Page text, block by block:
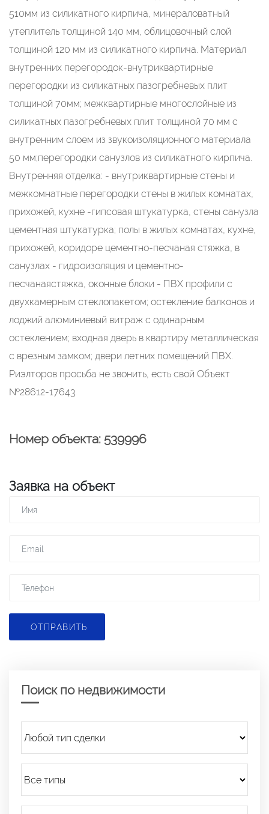
510мм из силикатного кирпича, минераловатный
утеплитель толщиной 140 мм, облицовочный слой
толщиной 120 мм из силикатного кирпича. Материал
внутренних перегородок-внутриквартирные
перегородки из силикатных пазогребневых плит
толщиной 70мм; межквартирные многослойные из
силикатных пазогребневых плит толщиной 70 мм с
внутренним слоем из звукоизоляционного материала
50 мм;перегородки санузлов из силикатного кирпича.
Внутренняя отделка: - внутриквартирные стены и
межкомнатные перегородки стены в жилых комнатах,
прихожей, кухне -гипсовая штукатурка, стены санузла
цементная штукатурка; полы в жилых комнатах, кухне,
прихожей, коридоре цементно-песчаная стяжка, в
санузлах - гидроизоляция и цементно-
песчанаястяжка, оконные блоки - ПВХ профили с
двухкамерным стеклопакетом; остекление балконов и
лоджий алюминиевый витраж с одинарным
остеклением; входная дверь в квартиру металлическая
с врезным замком; двери летних помещений ПВХ.
Риэлторов просьба не звонить, есть свой Объект
№28612-17643.
Номер объекта: 539996
Заявка на объект
ОТПРАВИТЬ
Поиск по недвижимости